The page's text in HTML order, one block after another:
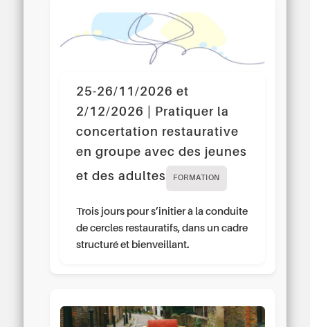
25-26/11/2026 et
2/12/2026 | Pratiquer la
concertation restaurative
en groupe avec des jeunes
et des adultes
FORMATION
Trois jours pour s’initier à la conduite
de cercles restauratifs, dans un cadre
structuré et bienveillant.